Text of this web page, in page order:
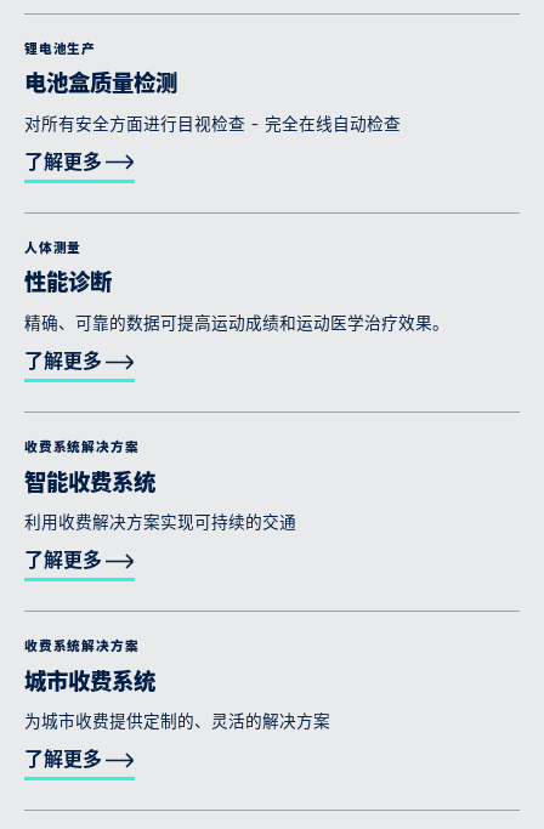
锂电池生产
电池盒质量检测
对所有安全方面进行目视检查 - 完全在线自动检查
了解更多
人体测量
性能诊断
精确、可靠的数据可提高运动成绩和运动医学治疗效果。
了解更多
收费系统解决方案
智能收费系统
利用收费解决方案实现可持续的交通
了解更多
收费系统解决方案
城市收费系统
为城市收费提供定制的、灵活的解决方案
了解更多